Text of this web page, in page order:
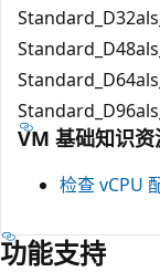
VM 基础知识资
检查 vCPU
功能支持